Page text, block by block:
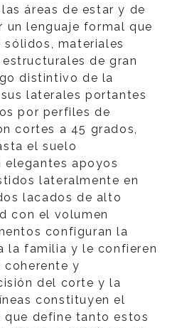
áreas de estar y de
un lenguaje formal que
materiales
de gran
distintivo de la
laterales portantes
por perfiles de
cortes a 45 grados,
el suelo
elegantes apoyos
lateralmente en
lacados de alto
con el volumen
configuran la
la familia y le confieren
coherente y
del corte y la
constituyen el
define tanto estos